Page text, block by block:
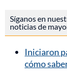
Síganos en
noticias de
Iniciaron
cómo